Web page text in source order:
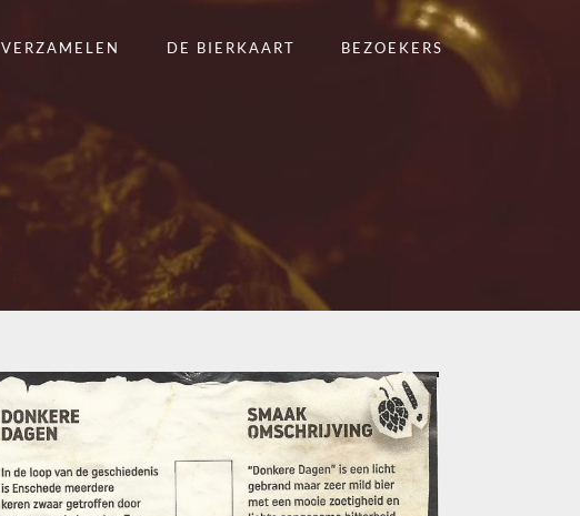
VERZAMELEN DE BIERKAART BEZOEKERS